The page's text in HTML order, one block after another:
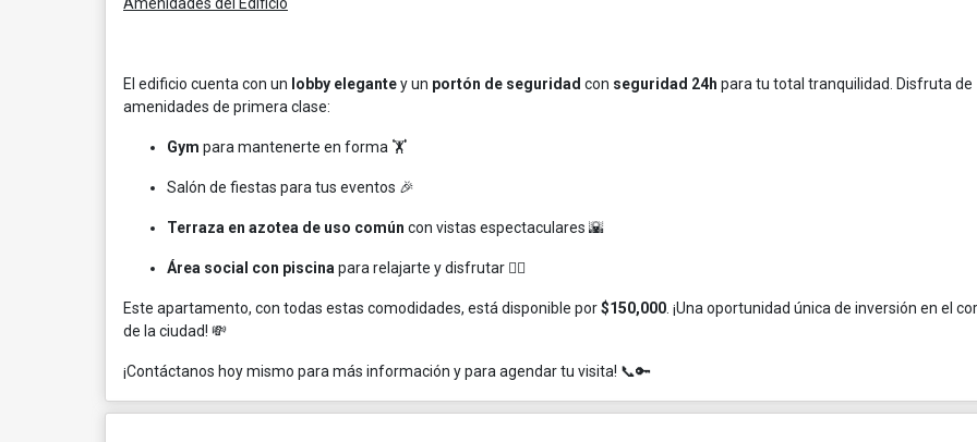
El edificio cuenta con un lobby elegantey un portón de seguridad con seguridad 24h para tu total tranquilidad. Disfruta de
amenidades de primera clase:
Gym para mantenerte en forma 🏋️
Salón de fiestas para tus eventos 🎉
Terraza en azotea de uso común con vistas espectaculares 🌇
Área social con piscina para relajarte y disfrutar 🏊‍♀️
Este apartamento, con todas estas comodidades, está disponible por$150,000 . ¡Una oportunidad única de inversión en el
de la ciudad! 💸
¡Contáctanos hoy mismo para más información y para agendar tu visita! 📞🔑